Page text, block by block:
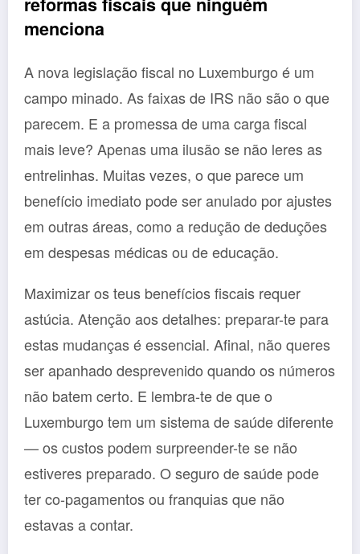
menciona
A nova legislação fiscal no Luxemburgo é um
campo minado. As faixas de IRS não são o que
parecem. E a promessa de uma carga fiscal
mais leve? Apenas uma ilusão se não leres as
entrelinhas. Muitas vezes, o que parece um
benefício imediato pode ser anulado por ajustes
em outras áreas, como a redução de deduções
em despesas médicas ou de educação.
Maximizar os teus benefícios fiscais requer
astúcia. Atenção aos detalhes: preparar-te para
estas mudanças é essencial. Afinal, não queres
ser apanhado desprevenido quando os números
não batem certo. E lembra-te de que o
Luxemburgo tem um sistema de saúde diferente
— os custos podem surpreender-te se não
estiveres preparado. O seguro de saúde pode
ter co-pagamentos ou franquias que não
estavas a contar.